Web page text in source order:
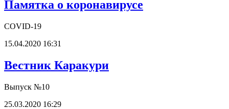
Памятка о коронавирусе
СOVID-19
15.04.2020 16:31
Вестник Каракури
Выпуск №10
25.03.2020 16:29